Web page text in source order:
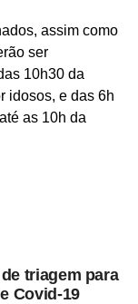
assim como
ser
10h30 da
idosos, e das 6h
as 10h da
triagem para
Covid-19